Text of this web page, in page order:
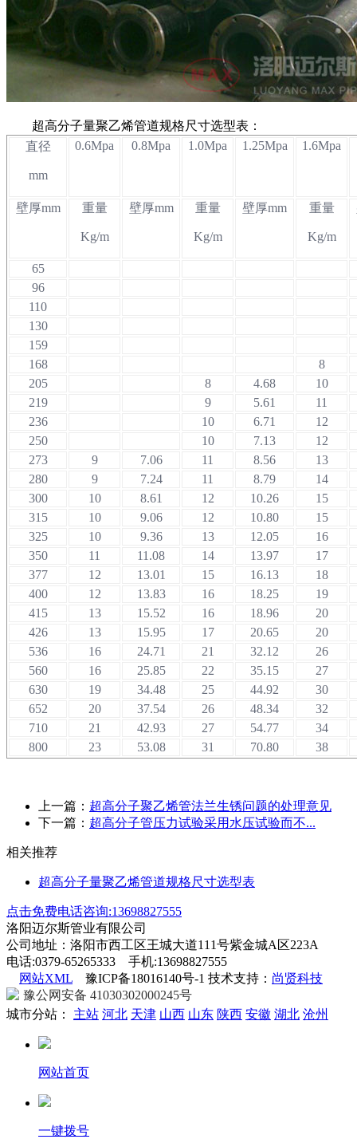
超高分子量聚乙烯管道规格尺寸选型表：
直径
mm
0.6Mpa 0.8Mpa 1.0Mpa 1.25Mpa 1.6Mpa
壁厚mm 重量
Kg/m
壁厚mm 重量
Kg/m
壁厚mm 重量
Kg/m
65
96
110
130
159
168
8
205
8 4.68
10
219
9 5.61
11
236
10 6.71
12
250
10 7.13
12
273
9 7.06 11 8.56
13
280
9 7.24 11 8.79
14
300
10 8.61 12 10.26
15
315
10 9.06 12 10.80
15
325
10 9.36 13 12.05
16
350
11 11.08 14 13.97
17
377
12 13.01 15 16.13
18
400
12 13.83 16 18.25
19
415
13 15.52 16 18.96
20
426
13 15.95 17 20.65
20
536
16 24.71 21 32.12
26
560
16 25.85 22 35.15
27
630
19 34.48 25 44.92
30
652
20 37.54 26 48.34
32
710
21 42.93 27 54.77
34
800
23 53.08 31 70.80 38
上一篇： 超高分子聚乙烯管法兰生锈问题的处理意见
下一篇： 超高分子管压力试验采用水压试验而不...
相关推荐
超高分子量聚乙烯管道规格尺寸选型表
点击免费电话咨询:13698827555
洛阳迈尔斯管业有限公司
公司地址：洛阳市西工区王城大道111号紫金城A区223A
电话:0379-65265333 手机:13698827555
网站XML 豫ICP备18016140号-1 技术支持： 尚贤科技
豫公网安备 41030302000245号
城市分站：
主站 河北 天津 山西 山东 陕西 安徽 湖北 沧州
网站首页
一键拨号